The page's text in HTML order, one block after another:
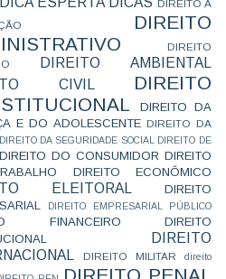
DIREITO A
DIREITO
DIREITO
DIREITO AMBIENTAL
CIVIL
DIREITO
DIREITO DA
E DO ADOLESCENTE DIREITO DA
DIREITO DA SEGURIDADE SOCIAL
DIREITO DE
DIREITO DO CONSUMIDOR DIREITO
DIREITO ECONÔMICO
ELEITORAL
DIREITO
DIREITO EMPRESARIAL PÚBLICO
FINANCEIRO
DIREITO
DIREITO
DIREITO MILITAR direito